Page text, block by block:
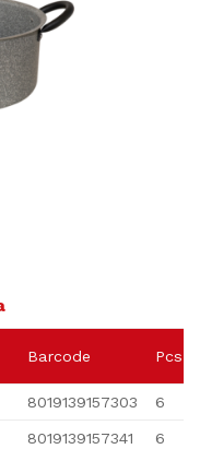
Barcode Pcs
8019139157303 6
8019139157341 6